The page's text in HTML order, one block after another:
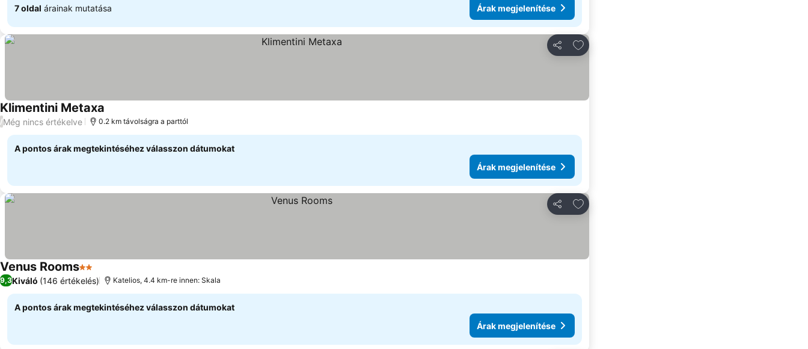
7 oldal árainak mutatása Árak megjelenítése
Megosztás
Hozzáadás a kedvencekhez
Klimentini Metaxa
/Még nincs értékelve 0.2 km távolságra a parttól
A pontos árak megtekintéséhez válasszon dátumokat
Árak megjelenítése
Megosztás
Hozzáadás a kedvencekhez
Venus Rooms2 Kategória
9,3Kiváló (146 értékelés) Katelios, 4.4 km-re innen: Skala
A pontos árak megtekintéséhez válasszon dátumokat
Árak megjelenítése